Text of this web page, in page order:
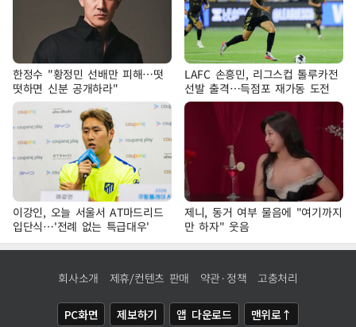
한정수 "황정민 선배만 피해…떳
떳하면 신분 공개하라"
LAFC 손흥민, 리그스컵 톨루카전
선발 출격…득점포 재가동 도전
이강인, 오늘 서울서 AT마드리드
입단식…'전례 없는 특급대우'
제니, 동거 여부 물음에 "여기까지
만 하자" 웃음
회사소개 제휴/컨텐츠 판매 약관·정책 고충처리
PC화면 제보하기 앱 다운로드 맨위로↑